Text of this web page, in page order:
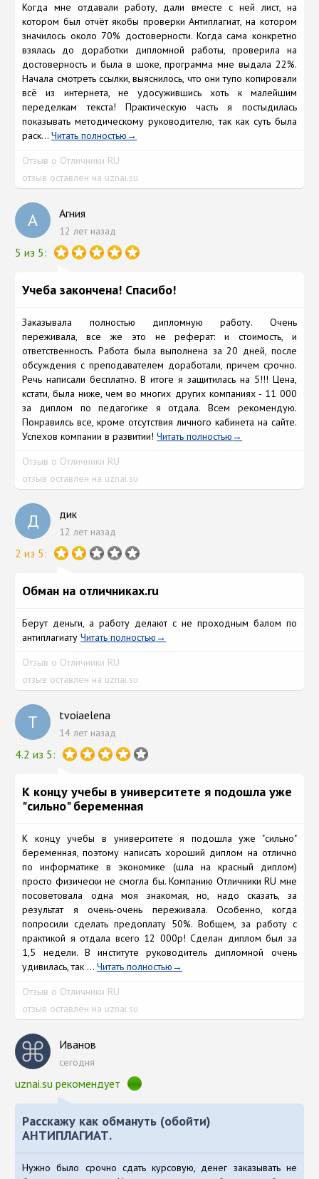
Когда мне отдавали работу, дали вместе с ней лист, на
котором был отчёт якобы проверки Антиплагиат, на котором
значилось около 70% достоверности. Когда сама конкретно
взялась до доработки дипломной работы, проверила на
достоверность и была в шоке, программа мне выдала 22%.
Начала смотреть ссылки, выяснилось, что они тупо копировали
всё из интернета, не удосужившись хоть к малейшим
переделкам текста! Практическую часть я постыдилась
показывать методическому руководителю, так как суть была
раск...Читать полностью
Отзыв о Отличники RU
отзыв оставлен на uznai.su
А Агния
12 лет назад
5 из 5:
Учеба закончена! Спасибо!
Заказывала полностью дипломную работу. Очень
переживала, все же это не реферат: и стоимость, и
ответственность. Работа была выполнена за 20 дней, после
обсуждения с преподавателем доработали, причем срочно.
Речь написали бесплатно. В итоге я защитилась на 5!!! Цена,
кстати, была ниже, чем во многих других компаниях - 11 000
за диплом по педагогике я отдала. Всем рекомендую.
Понравилсь все, кроме отсутствия личного кабинета на сайте.
Успехов компании в развитии!Читать полностью
Отзыв о Отличники RU
отзыв оставлен на uznai.su
Д дик
12 лет назад
2 из 5:
Обман на отличниках.ru
Берут деньги, а работу делают с не проходным балом по
антиплагиатуЧитать полностью
Отзыв о Отличники RU
отзыв оставлен на uznai.su
T tvoiaelena
14 лет назад
4.2 из 5:
К концу учебы в университете я подошла уже
"сильно" беременная
К концу учебы в университете я подошла уже "сильно"
беременная, поэтому написать хороший диплом на отлично
по информатике в экономике (шла на красный диплом)
просто физически не смогла бы. Компанию Отличники RU мне
посоветовала одна моя знакомая, но, надо сказать, за
результат я очень-очень переживала. Особенно, когда
попросили сделать предоплату 50%. Вобщем, за работу с
практикой я отдала всего 12 000р! Сделан диплом был за
1,5 недели. В институте руководитель дипломной очень
удивилась, так ...Читать полностью
Отзыв о Отличники RU
отзыв оставлен на uznai.su
Иванов
сегодня
uznai.su рекомендует
Расскажу как обмануть (обойти)
АНТИПЛАГИАТ.
Нужно было срочно сдать курсовую, денег заказывать не